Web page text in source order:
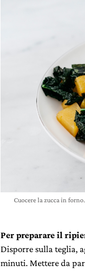
Cuocere la zucca in
Per preparare il
Disporre sulla teglia,
minuti. Mettere da